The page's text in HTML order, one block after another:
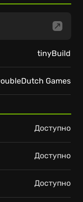
tinyBuild
Games
Доступно
Доступно
Доступно